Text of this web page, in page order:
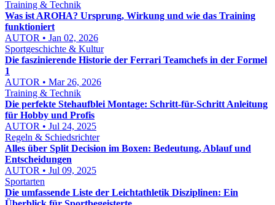
Training & Technik
Was ist AROHA? Ursprung, Wirkung und wie das Training
funktioniert
AUTOR • Jan 02, 2026
Sportgeschichte & Kultur
Die faszinierende Historie der Ferrari Teamchefs in der Formel
1
AUTOR • Mar 26, 2026
Training & Technik
Die perfekte Stehaufblei Montage: Schritt-für-Schritt Anleitung
für Hobby und Profis
AUTOR • Jul 24, 2025
Regeln & Schiedsrichter
Alles über Split Decision im Boxen: Bedeutung, Ablauf und
Entscheidungen
AUTOR • Jul 09, 2025
Sportarten
Die umfassende Liste der Leichtathletik Disziplinen: Ein